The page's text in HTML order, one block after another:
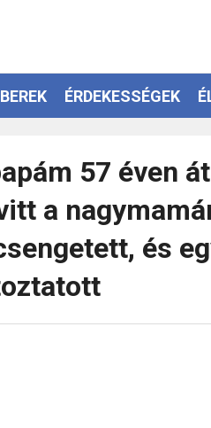
ÉRDEKESSÉGEK
57 éven
a
és